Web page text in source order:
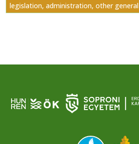
legislation, administration, other general